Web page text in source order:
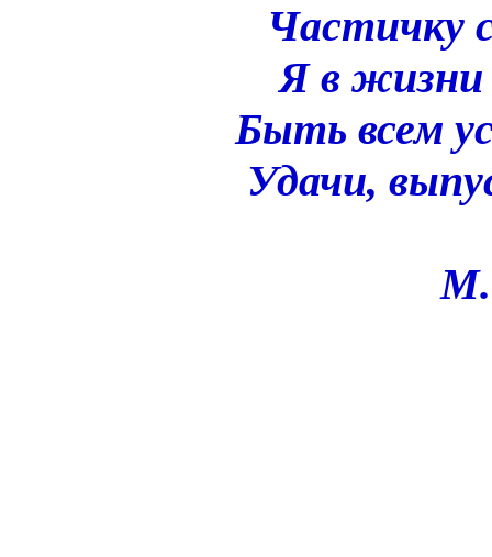
Частичку
Я в жизни
Быть всем
Удачи,
М.